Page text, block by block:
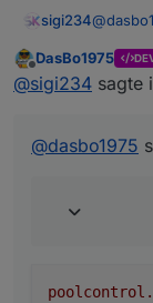
sigi234@
eine
Denke
Offline
DasBo1975
@sigi234 sagte
@dasbo1975